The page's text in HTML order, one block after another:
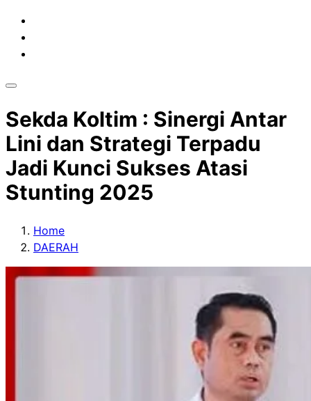
Sekda Koltim : Sinergi Antar
Lini dan Strategi Terpadu
Jadi Kunci Sukses Atasi
Stunting 2025
Home
DAERAH